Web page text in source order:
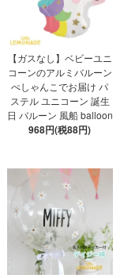
【ガスなし】ベビーユニ
コーンのアルミバルーン
ぺしゃんこでお届け パ
ステル ユニコーン 誕生
日 バルーン 風船 balloon
968円(税88円)